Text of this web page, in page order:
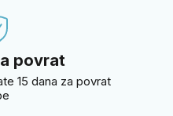
povrat
15 dana za povrat